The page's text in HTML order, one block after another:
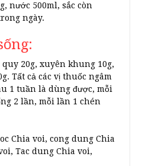
nước 500ml, sắc còn
ngày.
20g, xuyên khung 10g,
Tất cả các vị thuốc ngâm
1 tuần là dùng được, mỗi
2 lần, mỗi lần 1 chén
Chia voi, cong dung Chia
Tac dung Chia voi,